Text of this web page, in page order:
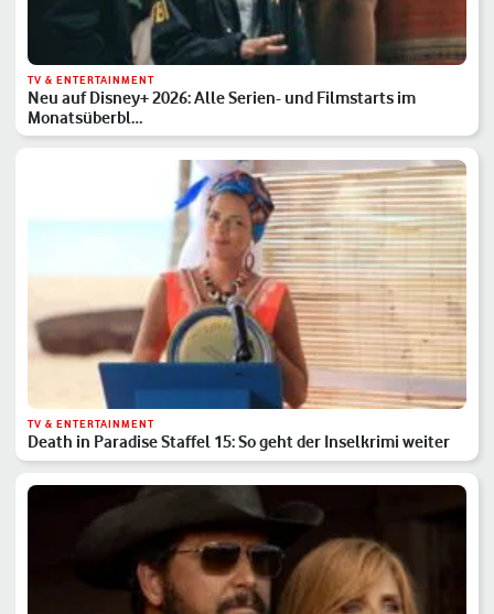
TV & ENTERTAINMENT
Neu auf Disney+ 2026: Alle Serien- und Filmstarts im
Monatsüberbl…
TV & ENTERTAINMENT
Death in Paradise Staffel 15: So geht der Inselkrimi weiter